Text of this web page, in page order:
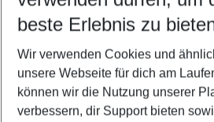
5-8 Nächte
2 Erwachsene Keine Kinder
Mehr Filter
beste Erlebnis zu
Wir verwenden Cookies und
unsere Webseite für dich am
können wir die Nutzung unserer
verbessern, dir Support bieten